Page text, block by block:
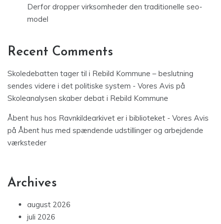
Derfor dropper virksomheder den traditionelle seo-
model
Recent Comments
Skoledebatten tager til i Rebild Kommune – beslutning
sendes videre i det politiske system - Vores Avis på
Skoleanalysen skaber debat i Rebild Kommune
Åbent hus hos Ravnkildearkivet er i biblioteket - Vores Avis
på Åbent hus med spændende udstillinger og arbejdende
værksteder
Archives
august 2026
juli 2026